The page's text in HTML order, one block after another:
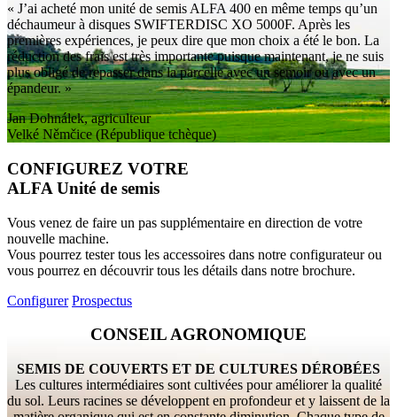
« J’ai acheté mon unité de semis ALFA 400 en même temps qu’un
déchaumeur à disques SWIFTERDISC XO 5000F. Après les
premières expériences, je peux dire que mon choix a été le bon. La
réduction des frais est très importante puisque maintenant, je ne suis
plus obligé de repasser dans la parcelle avec un semoir ou avec un
épandeur. »
Jan Dohnálek, agriculteur
Velké Němčice (République tchèque)
CONFIGUREZ VOTRE
ALFA Unité de semis
Vous venez de faire un pas supplémentaire en direction de votre
nouvelle machine.
Vous pourrez tester tous les accessoires dans notre configurateur ou
vous pourrez en découvrir tous les détails dans notre brochure.
Configurer Prospectus
CONSEIL AGRONOMIQUE
SEMIS DE COUVERTS ET DE CULTURES DÉROBÉES
Les cultures intermédiaires sont cultivées pour améliorer la qualité
du sol. Leurs racines se développent en profondeur et y laissent de la